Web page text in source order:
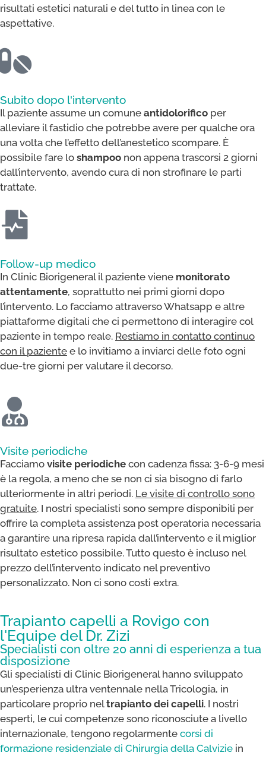
risultati estetici naturali e del tutto in linea con le
aspettative.
Subito dopo l'intervento
Il paziente assume un comune antidolorifico per
alleviare il fastidio che potrebbe avere per qualche ora
una volta che l’effetto dell’anestetico scompare. È
possibile fare lo shampoo non appena trascorsi 2 giorni
dall’intervento, avendo cura di non strofinare le parti
trattate.
Follow-up medico
In Clinic Biorigeneral il paziente viene monitorato
attentamente, soprattutto nei primi giorni dopo
l’intervento. Lo facciamo attraverso Whatsapp e altre
piattaforme digitali che ci permettono di interagire col
paziente in tempo reale. Restiamo in contatto continuo
con il paziente e lo invitiamo a inviarci delle foto ogni
due-tre giorni per valutare il decorso.
Visite periodiche
Facciamo visite periodiche con cadenza fissa: 3-6-9 mesi
è la regola, a meno che se non ci sia bisogno di farlo
ulteriormente in altri periodi. Le visite di controllo sono
gratuite. I nostri specialisti sono sempre disponibili per
offrire la completa assistenza post operatoria necessaria
a garantire una ripresa rapida dall’intervento e il miglior
risultato estetico possibile. Tutto questo è incluso nel
prezzo dell’intervento indicato nel preventivo
personalizzato. Non ci sono costi extra.
Trapianto capelli a Rovigo con
l'Equipe del Dr. Zizi
Specialisti con oltre 20 anni di esperienza a tua
disposizione
Gli specialisti di Clinic Biorigeneral hanno sviluppato
un’esperienza ultra ventennale nella Tricologia, in
particolare proprio neltrapianto dei capelli. I nostri
esperti, le cui competenze sono riconosciute a livello
internazionale, tengono regolarmente corsi di
formazione residenziale di Chirurgia della Calvizie in